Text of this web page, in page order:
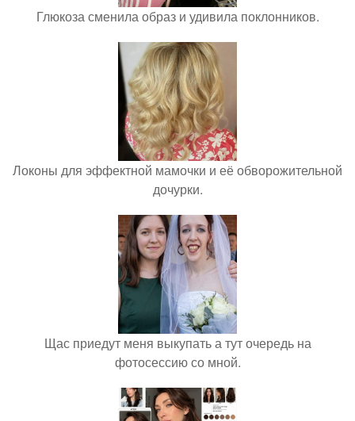
Глюкоза сменила образ и удивила поклонников.
Локоны для эффектной мамочки и её обворожительной
дочурки.
Щас приедут меня выкупать а тут очередь на
фотосессию со мной.